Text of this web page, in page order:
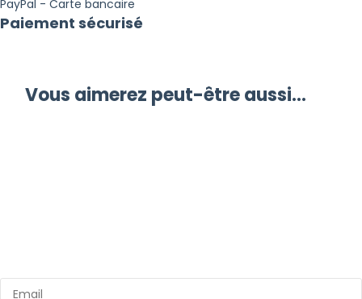
PayPal - Carte bancaire
Paiement sécurisé
Vous aimerez peut-être aussi…